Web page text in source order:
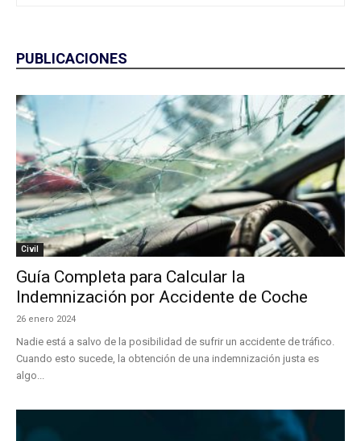
PUBLICACIONES
Civil
Guía Completa para Calcular la
Indemnización por Accidente de Coche
26 enero 2024
Nadie está a salvo de la posibilidad de sufrir un accidente de tráfico.
Cuando esto sucede, la obtención de una indemnización justa es
algo...